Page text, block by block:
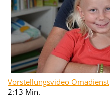
Vorstellungsvideo Omadienst
2:13 Min.